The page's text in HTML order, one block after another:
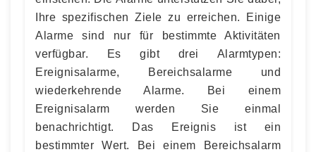
Ihre spezifischen Ziele zu erreichen. Einige
Alarme sind nur für bestimmte Aktivitäten
verfügbar. Es gibt drei Alarmtypen:
Ereignisalarme, Bereichsalarme und
wiederkehrende Alarme. Bei einem
Ereignisalarm werden Sie einmal
benachrichtigt. Das Ereignis ist ein
bestimmter Wert. Bei einem Bereichsalarm